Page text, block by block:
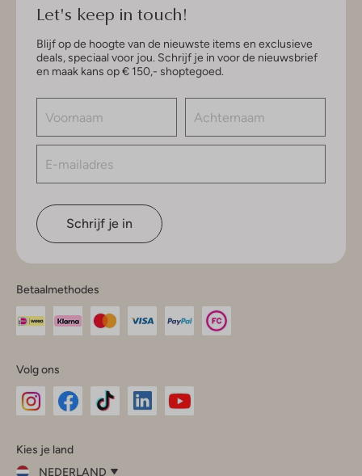
Let's keep in touch!
Blijf op de hoogte van de nieuwste items en exclusieve
deals, speciaal voor jou. Schrijf je in voor de nieuwsbrief
en maak kans op € 150,- shoptegoed.
Schrijf je in
Betaalmethodes
Volg ons
InstagramFacebook
Kies je land
NEDERLAND